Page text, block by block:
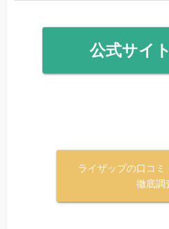
公式サイ
ライザップの口コミ
徹底調